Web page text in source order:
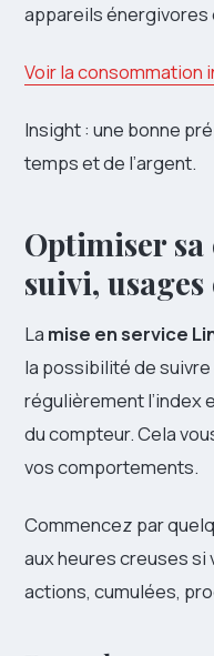
appareils énergivores
Voir la consommation
Insight : une bonne
temps et de l’argent.
Optimiser
suivi,
La mise en service
la possibilité de suivre
régulièrement l’index
du compteur. Cela
vos comportements.
Commencez par
aux heures creuses si
actions, cumulées,